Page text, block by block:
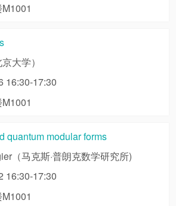
大学）
16:30-17:30
quantum modular forms
（马克斯·普朗克数学研究所)
16:30-17:30